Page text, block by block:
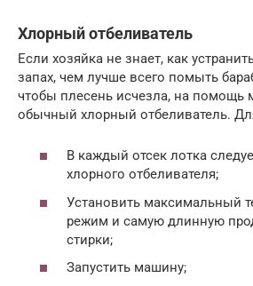
Хлорный отбеливатель
Если хозяйка не знает, как
запах, чем лучше всего помыть
чтобы плесень исчезла, на помощь
обычный хлорный отбеливатель.
В каждый отсек лотка
хлорного отбеливателя;
Установить максимальный
режим и самую длинную
стирки;
Запустить машину;